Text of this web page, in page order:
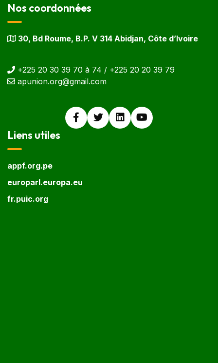
Nos coordonnées
30, Bd Roume, B.P. V 314 Abidjan, Côte d’Ivoire
+225 20 30 39 70 à 74 / +225 20 20 39 79
apunion.org@gmail.com
Liens utiles
appf.org.pe
europarl.europa.eu
fr.puic.org